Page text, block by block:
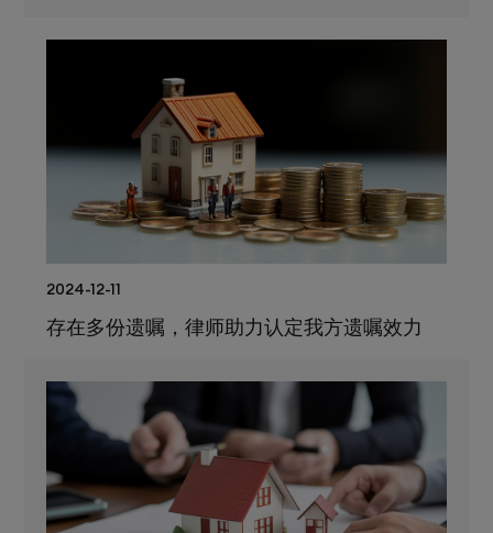
2024-12-11
存在多份遗嘱，律师助力认定我方遗嘱效力